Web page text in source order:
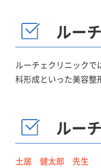
ルー
ルーチェクリニック
科形成といった美容整
ルー
土居 健太郎 先生